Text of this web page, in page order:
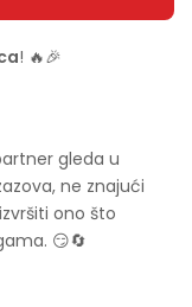
! 🔥🎉
gleda u
ne znajući
ono što
😏🔄